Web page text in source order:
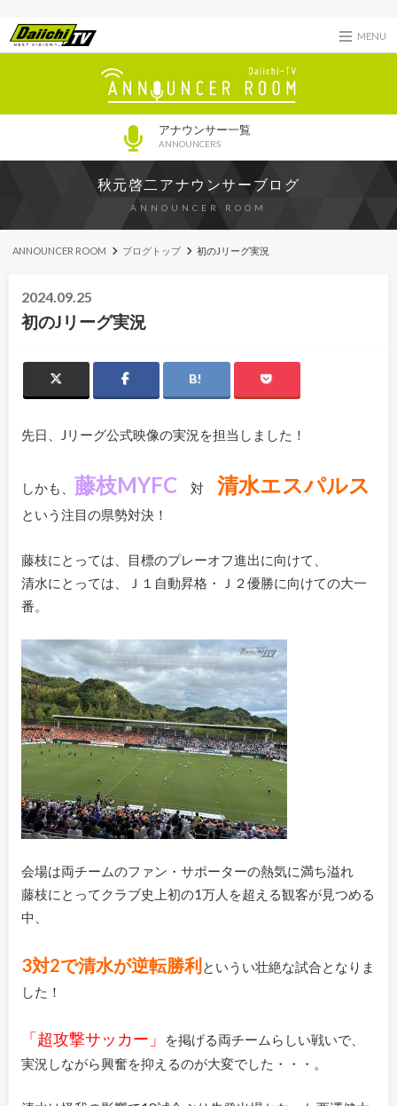
MENU
アナウンサー一覧
ANNOUNCERS
秋元啓二アナウンサーブログ
ANNOUNCER ROOM
ANNOUNCER ROOM ブログトップ 初のJリーグ実況
2024.09.25
初のJリーグ実況
先日、Jリーグ公式映像の実況を担当しました！
しかも、 藤枝MYFC 対 清水エスパルス
という注目の県勢対決！
藤枝にとっては、目標のプレーオフ進出に向けて、
清水にとっては、Ｊ１自動昇格・Ｊ２優勝に向けての大一
番。
会場は両チームのファン・サポーターの熱気に満ち溢れ
藤枝にとってクラブ史上初の1万人を超える観客が見つめる
中、
3対2で清水が逆転勝利というい壮絶な試合となりま
した！
「超攻撃サッカー」
を掲げる両チームらしい戦いで、
実況しながら興奮を抑えるのが大変でした・・・。